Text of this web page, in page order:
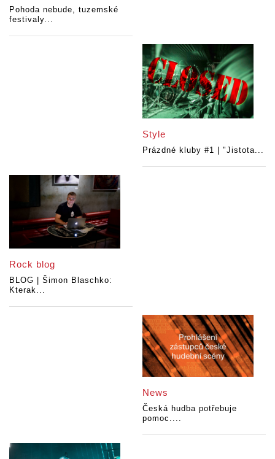
Pohoda nebude, tuzemské
festivaly...
Style
Prázdné kluby #1 | "Jistota...
Rock blog
BLOG | Šimon Blaschko:
Kterak...
News
Česká hudba potřebuje
pomoc....